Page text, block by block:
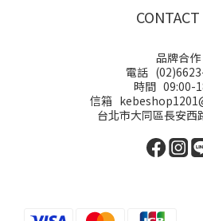
品牌合作
電話
時間 09:00-
信箱
台北市大同區長安西